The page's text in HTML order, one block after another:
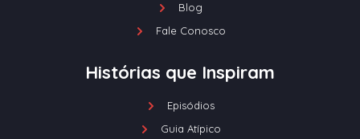
Blog
Fale Conosco
Histórias que Inspiram
Episódios
Guia Atípico